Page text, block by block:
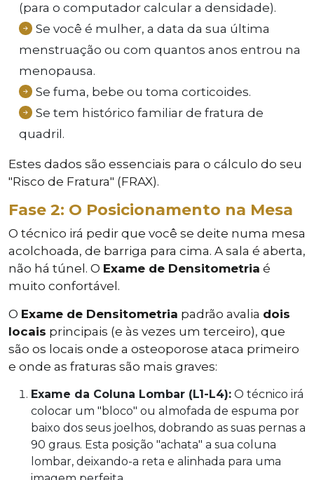
(para o computador calcular a densidade).
Se você é mulher, a data da sua última
menstruação ou com quantos anos entrou na
menopausa.
Se fuma, bebe ou toma corticoides.
Se tem histórico familiar de fratura de
quadril.
Estes dados são essenciais para o cálculo do seu
"Risco de Fratura" (FRAX).
Fase 2: O Posicionamento na Mesa
O técnico irá pedir que você se deite numa mesa
acolchoada, de barriga para cima. A sala é aberta,
não há túnel. O Exame de Densitometria é
muito confortável.
O Exame de Densitometria padrão avalia dois
locais principais (e às vezes um terceiro), que
são os locais onde a osteoporose ataca primeiro
e onde as fraturas são mais graves:
Exame da Coluna Lombar (L1-L4): O técnico irá
colocar um "bloco" ou almofada de espuma por
baixo dos seus joelhos, dobrando as suas pernas a
90 graus. Esta posição "achata" a sua coluna
lombar, deixando-a reta e alinhada para uma